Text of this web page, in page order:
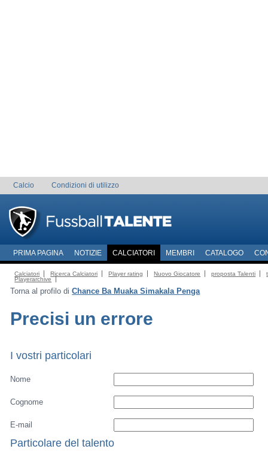
Calcio Condizioni di utilizzo
PRIMA PAGINA NOTIZIE CALCIATORI MEMBRI CATALOGO
Calciatori Ricerca Calciatori Player rating Nuovo Giocatore proposta Talenti
Playerarchive
Torna al profilo di Chance Ba Muaka Simakala Penga
Precisi un errore
I vostri particolari
Nome
Cognome
E-mail
Particolare del talento